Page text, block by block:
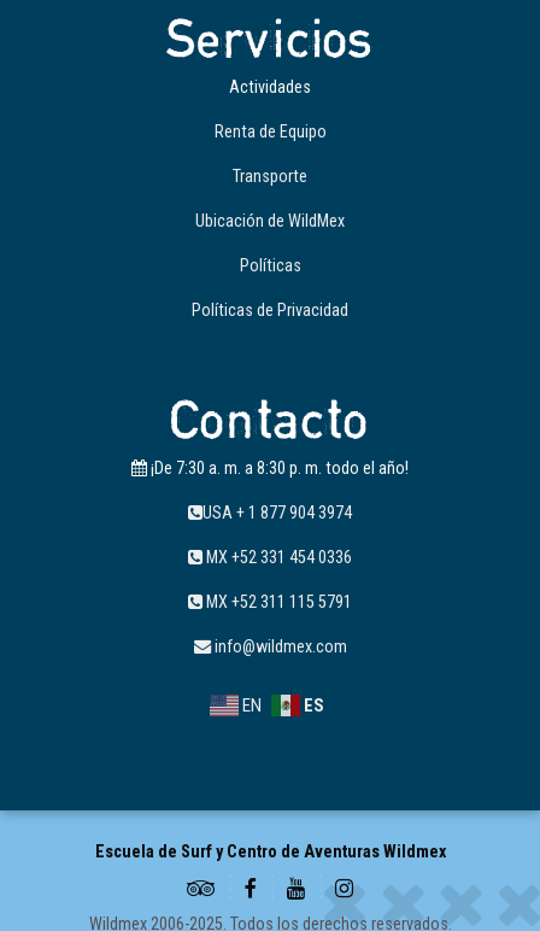
Servicios
Actividades
Renta de Equipo
Transporte
Ubicación de WildMex
Políticas
Políticas de Privacidad
Contacto
¡De 7:30 a. m. a 8:30 p. m. todo el año!
USA + 1 877 904 3974
MX +52 331 454 0336
MX +52 311 115 5791
info@wildmex.com
EN ES
Escuela de Surf y Centro de Aventuras Wildmex
Wildmex 2006-2025. Todos los derechos reservados.